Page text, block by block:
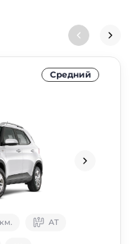
Средний
АТ